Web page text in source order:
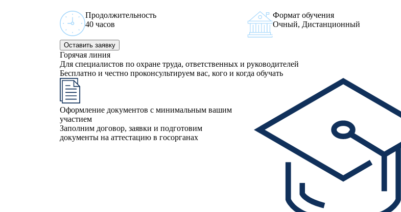
Продолжительность
40 часов
Формат обучения
Очный, Дистанционный
Оставить заявку
Горячая линия
Для специалистов по охране труда, ответственных и руководителей
Бесплатно и честно проконсультируем вас, кого и когда обучать
Оформление документов с минимальным вашим
участием
Заполним договор, заявки и подготовим
документы на аттестацию в госорганах